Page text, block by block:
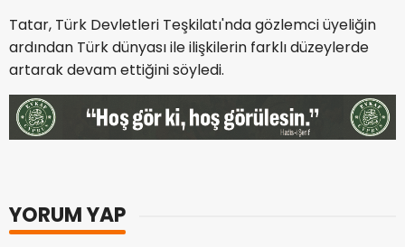
Tatar, Türk Devletleri Teşkilatı'nda gözlemci üyeliğin
ardından Türk dünyası ile ilişkilerin farklı düzeylerde
artarak devam ettiğini söyledi.
YORUM YAP